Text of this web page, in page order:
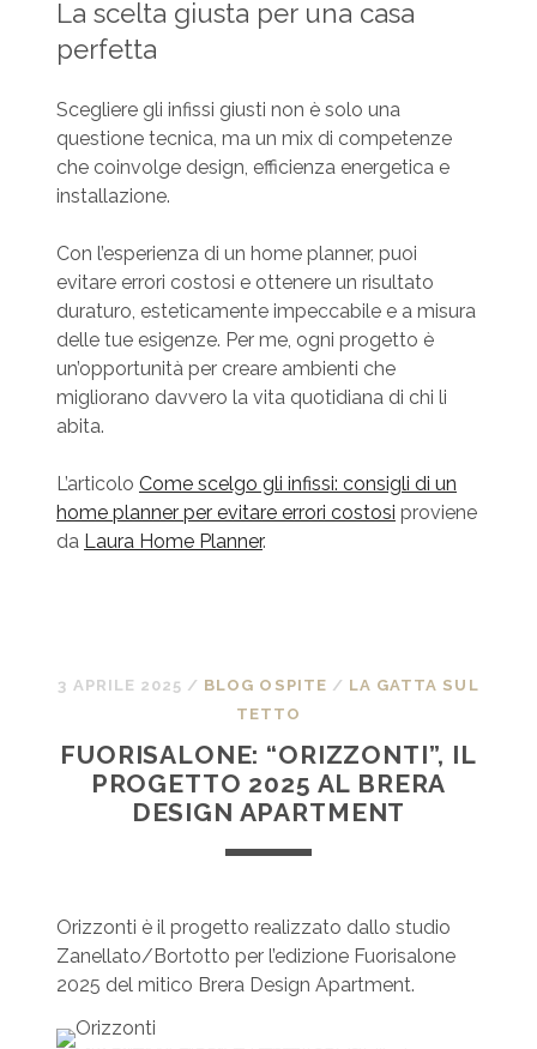
La scelta giusta per una casa
perfetta
Scegliere gli infissi giusti non è solo una
questione tecnica, ma un mix di competenze
che coinvolge design, efficienza energetica e
installazione.
Con l’esperienza di un home planner, puoi
evitare errori costosi e ottenere un risultato
duraturo, esteticamente impeccabile e a misura
delle tue esigenze. Per me, ogni progetto è
un’opportunità per creare ambienti che
migliorano davvero la vita quotidiana di chi li
abita.
L’articolo Come scelgo gli infissi: consigli di un
home planner per evitare errori costosi proviene
da Laura Home Planner.
3 APRILE 2025 / BLOG OSPITE / LA GATTA SUL
TETTO
FUORISALONE: “ORIZZONTI”, IL
PROGETTO 2025 AL BRERA
DESIGN APARTMENT
Orizzonti è il progetto realizzato dallo studio
Zanellato/Bortotto per l’edizione Fuorisalone
2025 del mitico Brera Design Apartment.